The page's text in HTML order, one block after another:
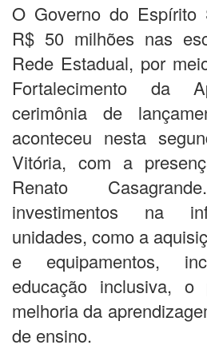
O Governo do Espírito
R$ 50 milhões nas
Rede Estadual, por
Fortalecimento da
cerimônia de
aconteceu nesta
Vitória, com a
Renato
investimentos na
unidades, como a
e equipamentos,
educação inclusiva,
melhoria da
de ensino.